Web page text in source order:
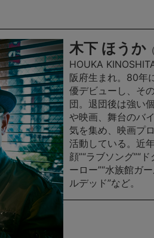
木下 ほうか
HOUKA
阪府生まれ。80年
優デビューし、そ
団。退団後は強い
や映画、舞台のバ
気を集め、映画プ
活動している。近
顔”“ラブソング”“
ーロー”“水族館ガ
ルデッド”など。